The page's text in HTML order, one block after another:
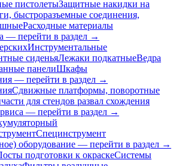
пистолетыЗащитные накидки на
быстроразъемные соединения,
Расходные материалы
— перейти в раздел →
Инструментальные
сиденьяЛежаки подкатныеВедра
панелиШкафы
— перейти в раздел →
Сдвижные платформы, поворотные
для стендов развал схождения
— перейти в раздел →
Специнструмент
оборудование — перейти в раздел →
подготовки к окраскеСистемы